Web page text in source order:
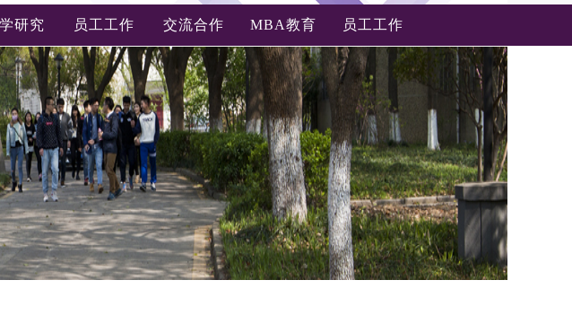
研究 员工工作 交流合作 MBA教育 员工工作